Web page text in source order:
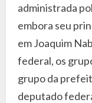
administrada
embora seu
em Joaquim
federal, os
grupo da
deputado